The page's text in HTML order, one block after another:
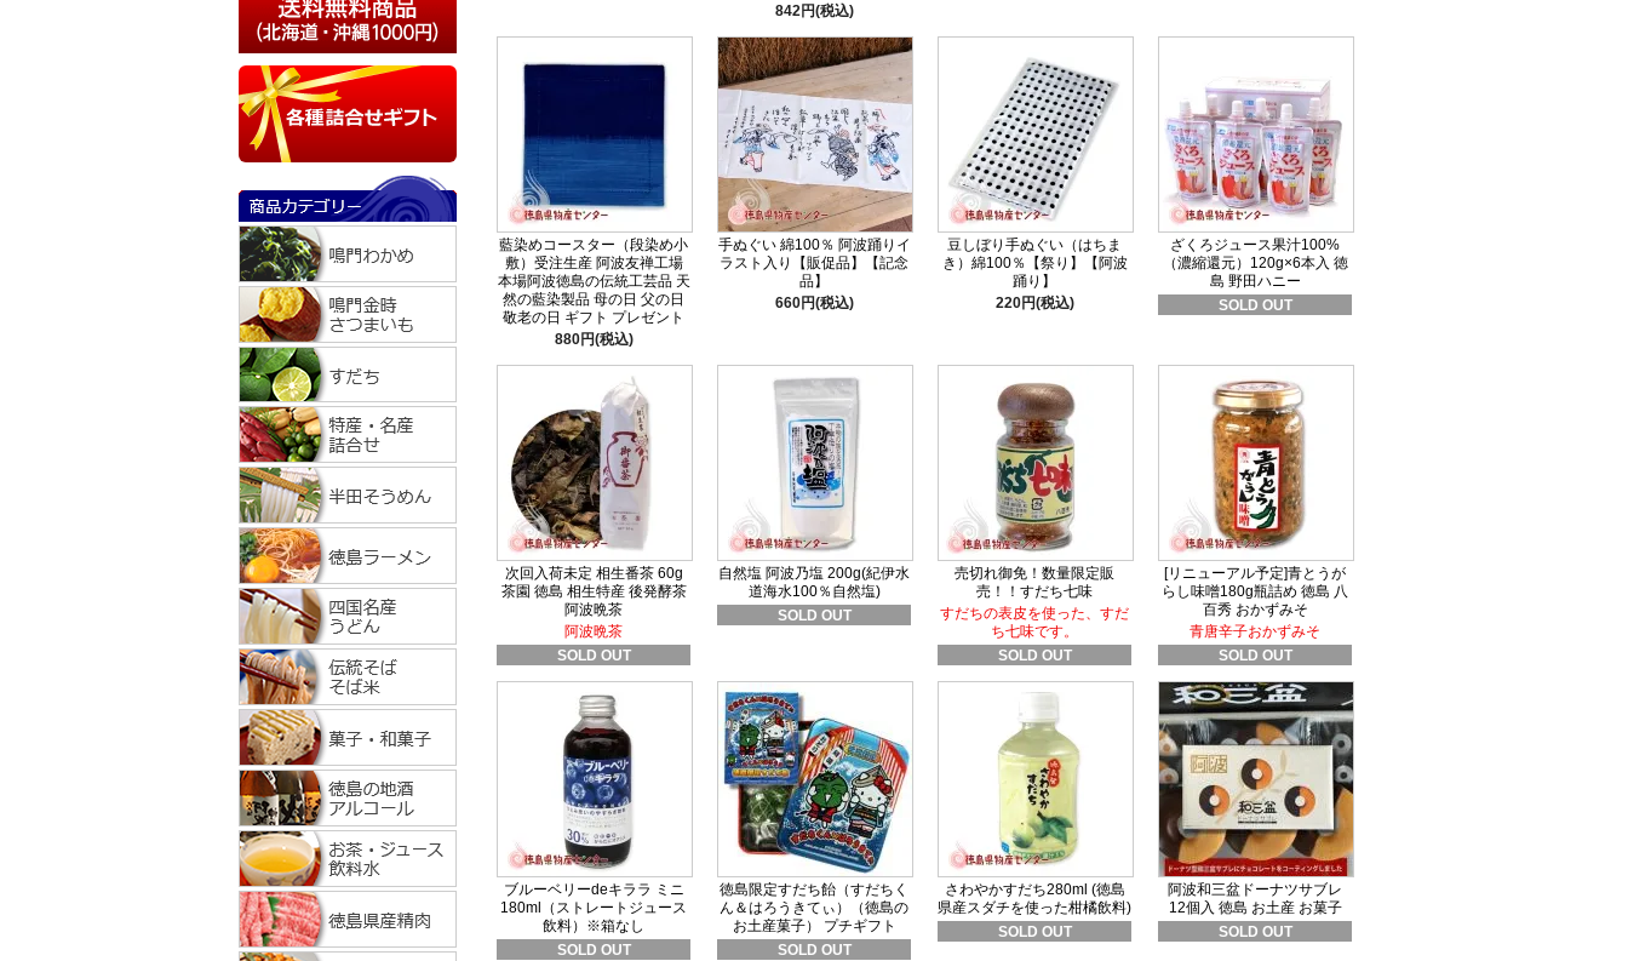
842円(税込)
藍染めコースター（段染め小
敷）受注生産 阿波友禅工場
本場阿波徳島の伝統工芸品 天
然の藍染製品 母の日 父の日
敬老の日 ギフト プレゼント
880円(税込)
手ぬぐい 綿100％ 阿波踊りイ
ラスト入り【販促品】【記念
品】
660円(税込)
豆しぼり手ぬぐい（はちま
き）綿100％【祭り】【阿波
踊り】
220円(税込)
ざくろジュース果汁100%
（濃縮還元）120g×6本入 徳
島 野田ハニー
SOLD OUT
次回入荷未定 相生番茶 60g
茶園 徳島 相生特産 後発酵茶
阿波晩茶
阿波晩茶
SOLD OUT
自然塩 阿波乃塩 200g(紀伊水
道海水100％自然塩)
SOLD OUT
売切れ御免！数量限定販
売！！すだち七味
すだちの表皮を使った、すだ
ち七味です。
SOLD OUT
[リニューアル予定]青とうが
らし味噌180g瓶詰め 徳島 八
百秀 おかずみそ
青唐辛子おかずみそ
SOLD OUT
ブルーベリーdeキララ ミニ
180ml（ストレートジュース
飲料）※箱なし
SOLD OUT
徳島限定すだち飴（すだちく
ん＆はろうきてぃ）（徳島の
お土産菓子） プチギフト
SOLD OUT
さわやかすだち280ml (徳島
県産スダチを使った柑橘飲料)
SOLD OUT
阿波和三盆ドーナツサブレ
12個入 徳島 お土産 お菓子
SOLD OUT